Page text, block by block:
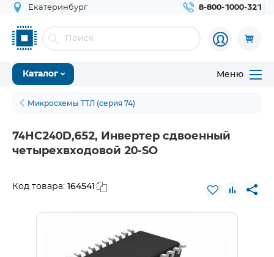
Екатеринбург 8-800-1000-321
Каталог Меню
Микросхемы ТТЛ (серия 74)
74HC240D,652, Инвертер сдвоенный
четырехвходовой 20-SO
Код товара: 164541